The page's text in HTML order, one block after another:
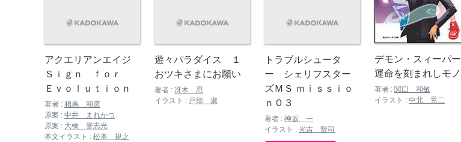
アクエリアンエイジ
Ｓｉｇｎ ｆｏｒ
Ｅｖｏｌｕｔｉｏｎ
著者 : 相馬 和彦
原案 : 中井 まれかつ
原案 : 大橋 誉志光
本文イラスト : 松本 規之
遊々パラダイス １
おツキさまにお願い
著者 : 冴木 忍
イラスト : 戸部 淑
トラブルシュータ
ー シェリフスター
ズＭＳ ｍｉｓｓｉｏ
ｎ０３
著者 : 神坂 一
イラスト : 光吉 賢司
デモン・スィーパー
運命を刻まれしモノ
著者 : 関口 和敏
イラスト : 中北 晃二